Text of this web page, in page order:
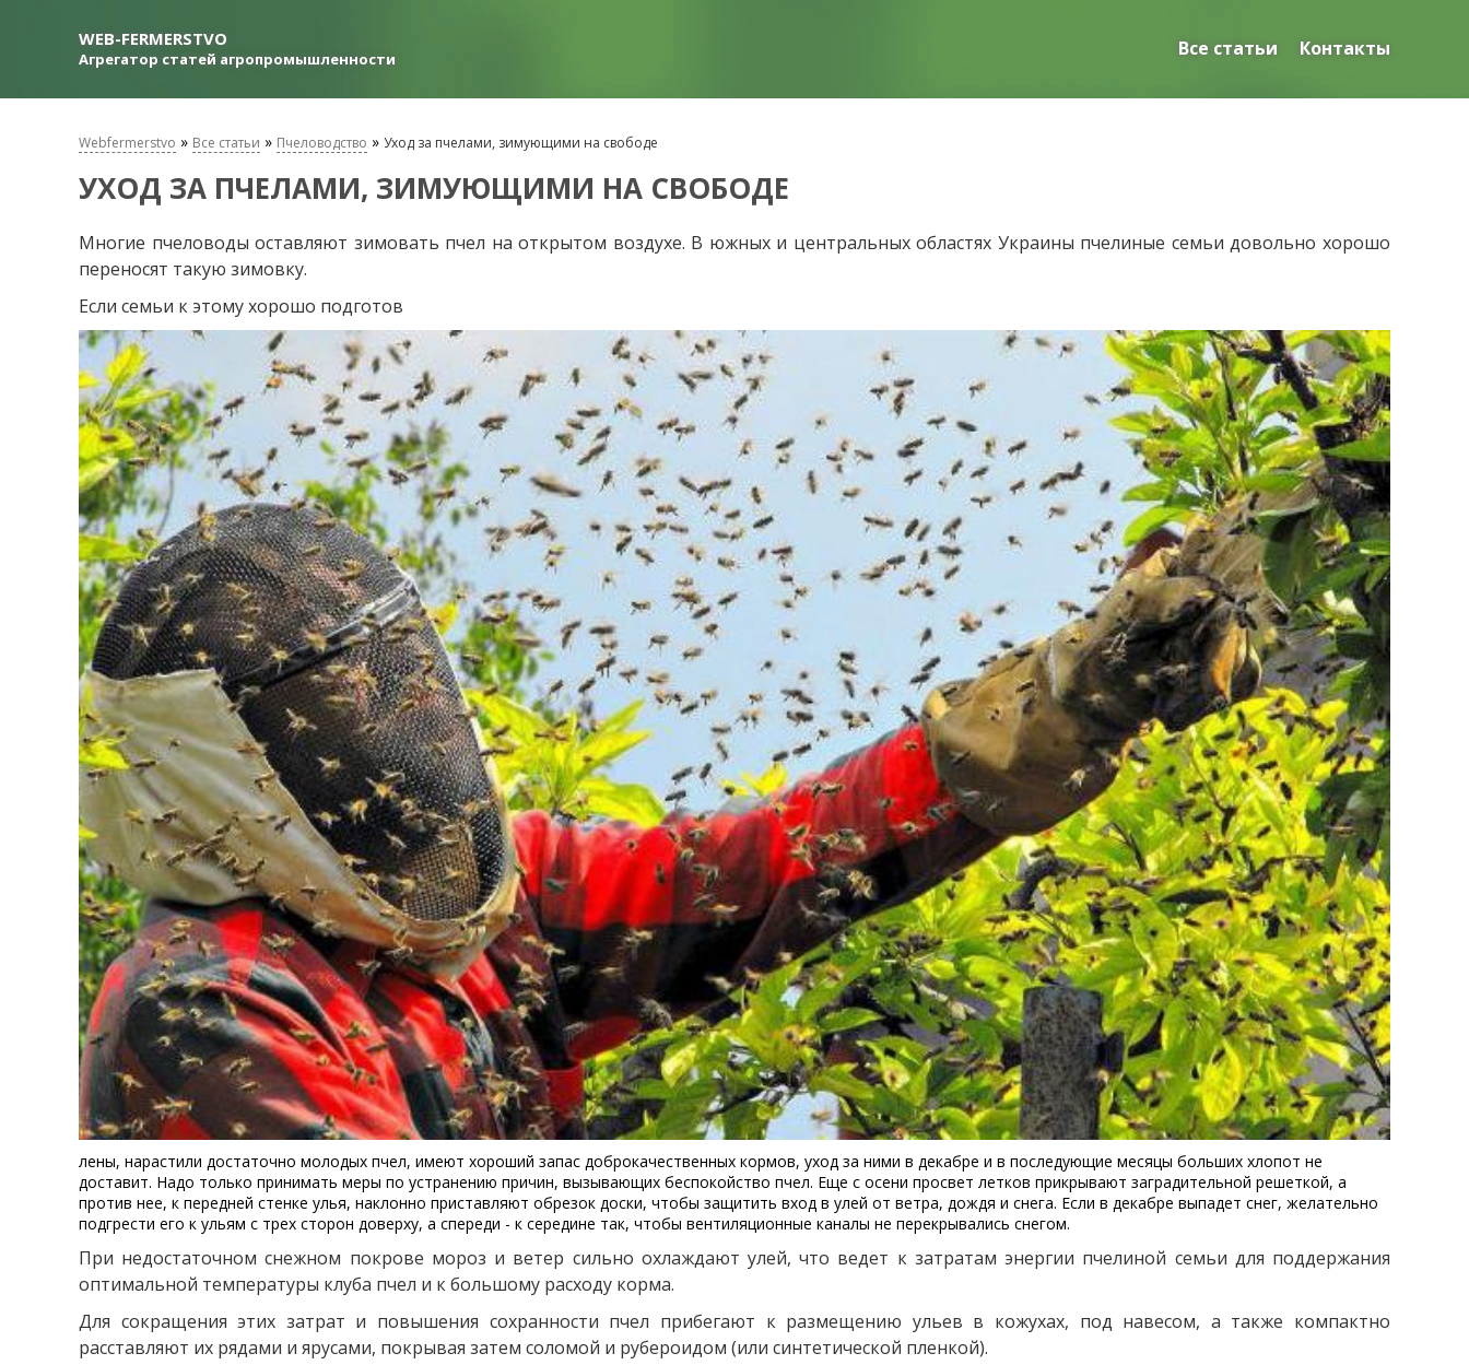
WEB-FERMERSTVO
Агрегатор статей агропромышленности Все статьи Контакты
Webfermerstvo » Все статьи » Пчеловодство » Уход за пчелами, зимующими на свободе
УХОД ЗА ПЧЕЛАМИ, ЗИМУЮЩИМИ НА СВОБОДЕ
Многие пчеловоды оставляют зимовать пчел на открытом воздухе. В южных и центральных областях Украины пчелиные семьи довольно хорошо
переносят такую ​​зимовку.
Если семьи к этому хорошо подготов
лены, нарастили достаточно молодых пчел, имеют хороший запас доброкачественных кормов, уход за ними в декабре и в последующие месяцы больших хлопот не
доставит. Надо только принимать меры по устранению причин, вызывающих беспокойство пчел. Еще с осени просвет летков прикрывают заградительной решеткой, а
против нее, к передней стенке улья, наклонно приставляют обрезок доски, чтобы защитить вход в улей от ветра, дождя и снега. Если в декабре выпадет снег, желательно
подгрести его к ульям с трех сторон доверху, а спереди - к середине так, чтобы вентиляционные каналы не перекрывались снегом.
При недостаточном снежном покрове мороз и ветер сильно охлаждают улей, что ведет к затратам энергии пчелиной семьи для поддержания
оптимальной температуры клуба пчел и к большому расходу корма.
Для сокращения этих затрат и повышения сохранности пчел прибегают к размещению ульев в кожухах, под навесом, а также компактно
расставляют их рядами и ярусами, покрывая затем соломой и рубероидом (или синтетической пленкой).